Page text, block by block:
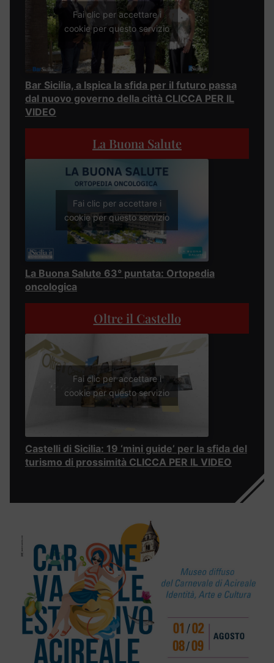
Fai clic per accettare i
cookie per questo servizio
Bar Sicilia, a Ispica la sfida per il futuro passa
dal nuovo governo della città CLICCA PER IL
VIDEO
La Buona Salute
Fai clic per accettare i
cookie per questo servizio
La Buona Salute 63° puntata: Ortopedia
oncologica
Oltre il Castello
Fai clic per accettare i
cookie per questo servizio
Castelli di Sicilia: 19 ‘mini guide’ per la sfida del
turismo di prossimità CLICCA PER IL VIDEO